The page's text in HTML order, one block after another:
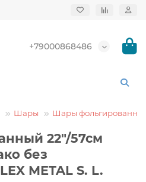
+79000868486
Шары Шары
22"/57см
без
METAL S. L.